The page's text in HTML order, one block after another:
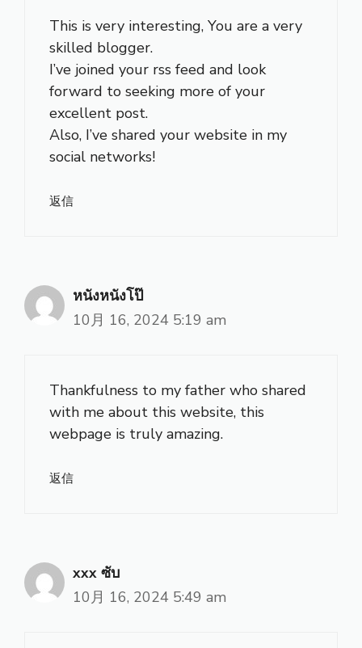
This is very interesting, You are a very
skilled blogger.
I’ve joined your rss feed and look
forward to seeking more of your
excellent post.
Also, I’ve shared your website in my
social networks!
返信
หนังหนังโป๊
10月 16, 2024 5:19 am
Thankfulness to my father who shared
with me about this website, this
webpage is truly amazing.
返信
xxx ซับ
10月 16, 2024 5:49 am